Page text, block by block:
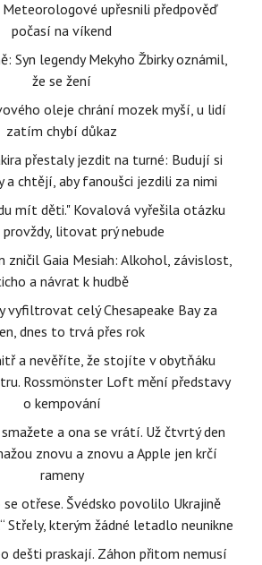
Meteorologové upřesnili předpověď
počasí na víkend
Syn legendy Mekyho Žbirky oznámil,
že se žení
oleje chrání mozek myší, u lidí
zatím chybí důkaz
přestaly jezdit na turné: Budují si
chtějí, aby fanoušci jezdili za nimi
mít děti." Kovalová vyřešila otázku
provždy, litovat prý nebude
zničil Gaia Mesiah: Alkohol, závislost,
a návrat k hudbě
vyfiltrovat celý Chesapeake Bay za
dnes to trvá přes rok
a nevěříte, že stojíte v obytňáku
Rossmönster Loft mění představy
o kempování
a ona se vrátí. Už čtvrtý den
znovu a znovu a Apple jen krčí
rameny
otřese. Švédsko povolilo Ukrajině
Střely, kterým žádné letadlo neunikne
dešti praskají. Záhon přitom nemusí